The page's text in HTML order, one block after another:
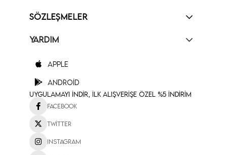
SÖZLEŞMELER
YARDIM
Apple
Android
Uygulamayı İndir, İlk Alışverişe Özel %5 İndirim
Facebook
Twitter
Instagram